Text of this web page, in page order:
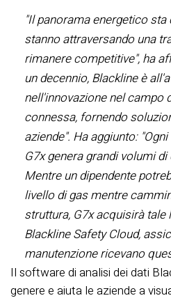
"Il panorama energetico
stanno attraversando una
rimanere competitive", ha
un decennio, Blackline è
nell'innovazione nel campo
connessa, fornendo
aziende". Ha aggiunto:
G7x genera grandi volumi
Mentre un dipendente
livello di gas mentre
struttura, G7x acquisirà tale
Blackline Safety Cloud,
manutenzione ricevano
Il software di analisi dei dati
genere e aiuta le aziende a